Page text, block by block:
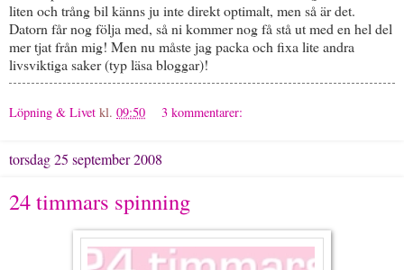
liten och trång bil känns ju inte direkt optimalt, men så är det.
Datorn får nog följa med, så ni kommer nog få stå ut med en hel del
mer tjat från mig! Men nu måste jag packa och fixa lite andra
livsviktiga saker (typ läsa bloggar)!
Löpning & Livet kl. 09:50 3 kommentarer:
torsdag 25 september 2008
24 timmars spinning